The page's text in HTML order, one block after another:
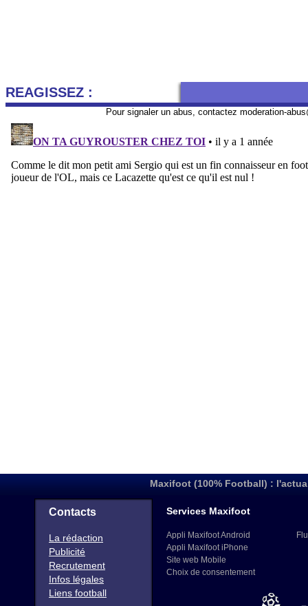
REAGISSEZ :
Pour signaler un abus, contactez moderation-
Maxifoot (100% Football) :
Contacts
La rédaction
Publicité
Recrutement
Infos légales
Liens football
Services Maxifoot
Appli Maxifoot Android
Appli Maxifoot iPhone
Site web Mobile
Choix de consentement